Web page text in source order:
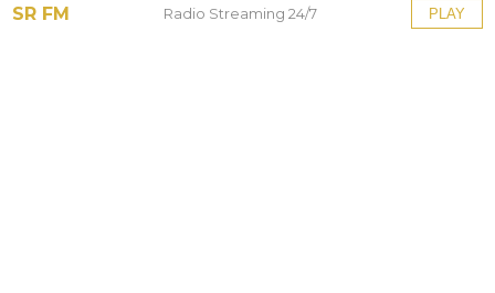
SR FM Radio Streaming 24/7 PLAY